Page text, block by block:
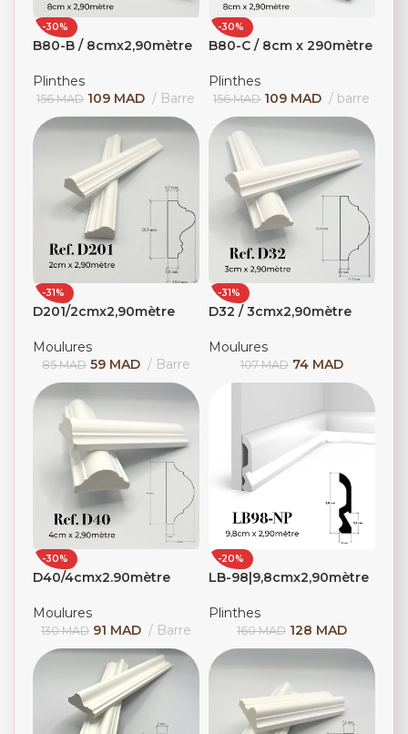
-30%
B80-B / 8cmx2,90mètre
Plinthes
156MAD 109 MAD Barre
-30%
B80-C / 8cm x 290mètre
Plinthes
156MAD 109 MAD barre
-31%
D201/2cmx2,90mètre
Moulures
85MAD 59 MAD Barre
-31%
D32 / 3cmx2,90mètre
Moulures
107MAD 74 MAD
-30%
D40/4cmx2.90mètre
Moulures
130MAD 91 MAD Barre
-20%
LB-98|9,8cmx2,90mètre
Plinthes
160MAD 128 MAD